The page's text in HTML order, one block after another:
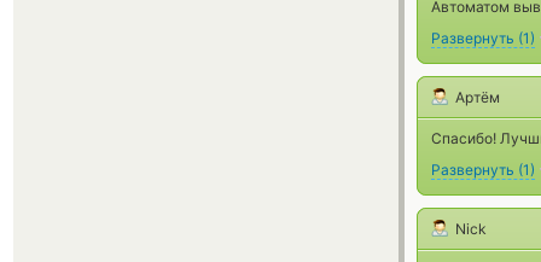
Автоматом
Развернуть (1)
Артём
Спасибо!
Развернуть (1)
Nick